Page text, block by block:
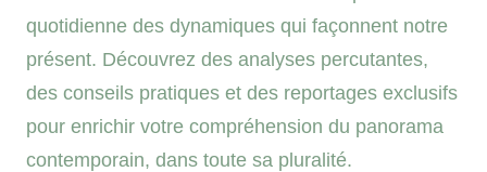
quotidienne des dynamiques qui façonnent notre
présent. Découvrez des analyses percutantes,
des conseils pratiques et des reportages exclusifs
pour enrichir votre compréhension du panorama
contemporain, dans toute sa pluralité.